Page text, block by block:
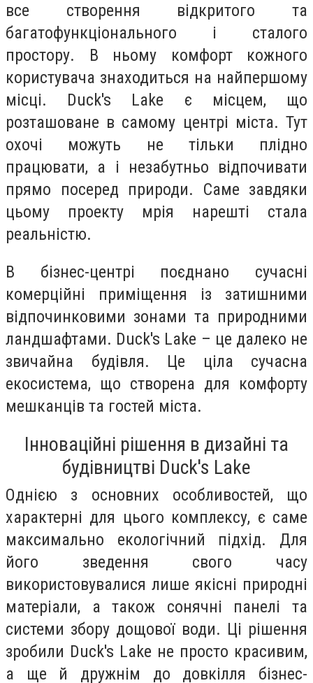
все створення відкритого та
багатофункціонального і сталого
простору. В ньому комфорт кожного
користувача знаходиться на найпершому
місці. Duck's Lake є місцем, що
розташоване в самому центрі міста. Тут
охочі можуть не тільки плідно
працювати, а і незабутньо відпочивати
прямо посеред природи. Саме завдяки
цьому проекту мрія нарешті стала
реальністю.
В бізнес-центрі поєднано сучасні
комерційні приміщення із затишними
відпочинковими зонами та природними
ландшафтами. Duck's Lake – це далеко не
звичайна будівля. Це ціла сучасна
екосистема, що створена для комфорту
мешканців та гостей міста.
Інноваційні рішення в дизайні та
будівництві Duck's Lake
Однією з основних особливостей, що
характерні для цього комплексу, є саме
максимально екологічний підхід. Для
його зведення свого часу
використовувалися лише якісні природні
матеріали, а також сонячні панелі та
системи збору дощової води. Ці рішення
зробили Duck's Lake не просто красивим,
а ще й дружнім до довкілля бізнес-